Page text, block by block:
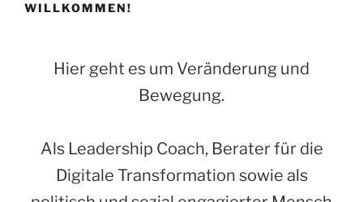
WILLKOMMEN!
Hier geht es um Veränderung und
Bewegung.
Als Leadership Coach, Berater für die
Digitale Transformation sowie als